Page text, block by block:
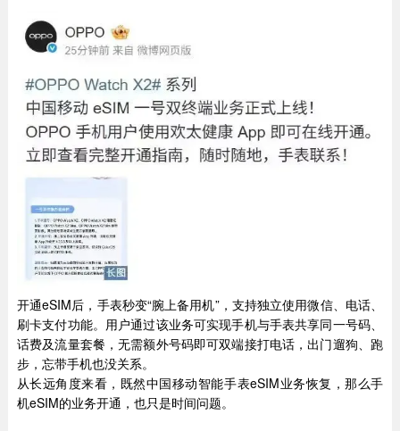
开通eSIM后，手表秒变“腕上备用机”，支持独立使用微信、电话、
刷卡支付功能。用户通过该业务可实现手机与手表共享同一号码、
话费及流量套餐，无需额外号码即可双端接打电话，出门遛狗、跑
步，忘带手机也没关系。
从长远角度来看，既然中国移动智能手表eSIM业务恢复，那么手
机eSIM的业务开通，也只是时间问题。